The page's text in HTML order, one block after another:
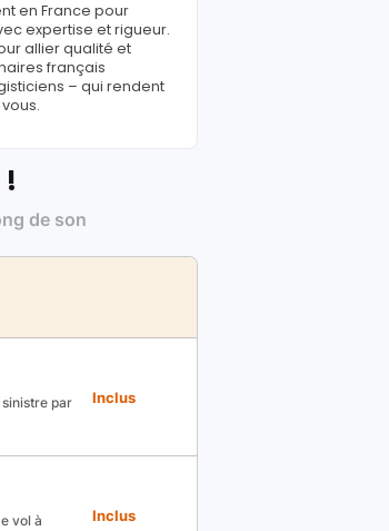
en France pour
expertise et rigueur.
allier qualité et
français
– qui rendent
de son
par
Inclus
vol à
Inclus